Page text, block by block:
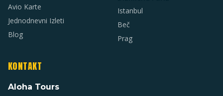
Avio Karte
Jednodnevni Izleti
Blog
Istanbul
Beč
Prag
KONTAKT
Aloha Tours